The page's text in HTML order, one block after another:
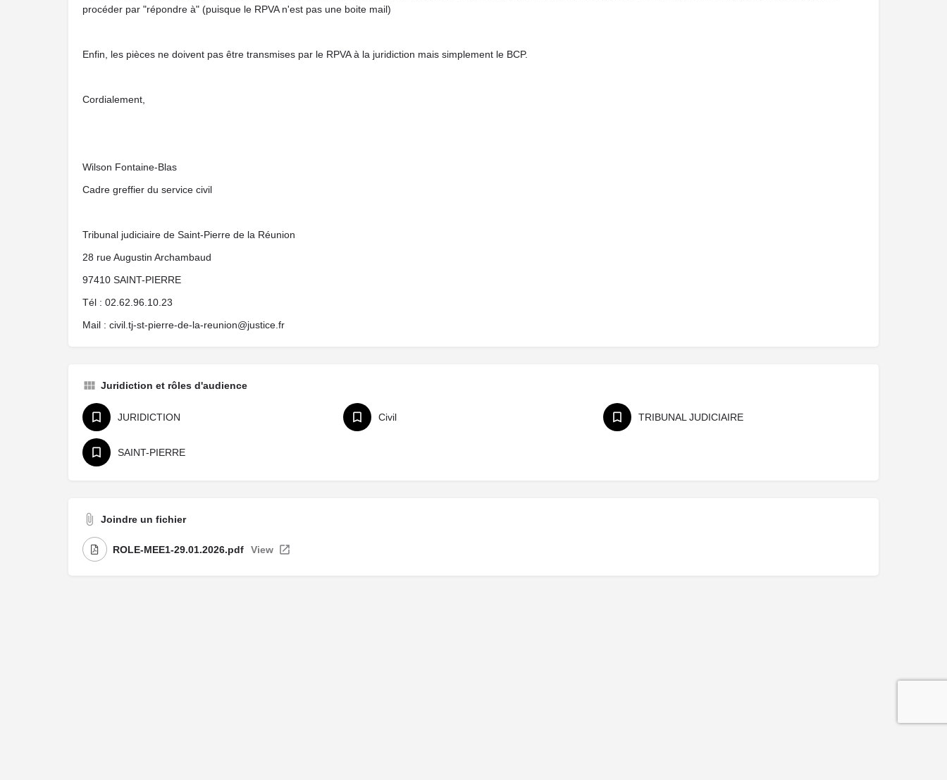
procéder par "répondre à" (puisque le RPVA n'est pas une boite mail)
Enfin, les pièces ne doivent pas être transmises par le RPVA à la juridiction mais simplement le BCP.
Cordialement,
Wilson Fontaine-Blas
Cadre greffier du service civil
Tribunal judiciaire de Saint-Pierre de la Réunion
28 rue Augustin Archambaud
97410 SAINT-PIERRE
Tél : 02.62.96.10.23
Mail : civil.tj-st-pierre-de-la-reunion@justice.fr
Juridiction et rôles d'audience
JURIDICTION Civil TRIBUNAL JUDICIAIRE
SAINT-PIERRE
Joindre un fichier
ROLE-MEE1-29.01.2026.pdf View